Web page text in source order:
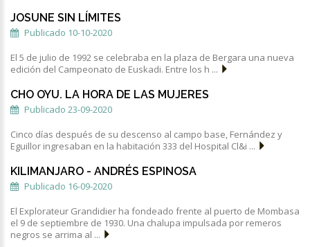
JOSUNE SIN LÍMITES
Publicado 10-10-2020
El 5 de julio de 1992 se celebraba en la plaza de Bergara una nueva
edición del Campeonato de Euskadi. Entre los h ...
CHO OYU. LA HORA DE LAS MUJERES
Publicado 23-09-2020
Cinco días después de su descenso al campo base, Fernández y
Eguillor ingresaban en la habitación 333 del Hospital Cl&i ...
KILIMANJARO - ANDRÉS ESPINOSA
Publicado 16-09-2020
El Explorateur Grandidier ha fondeado frente al puerto de Mombasa
el 9 de septiembre de 1930. Una chalupa impulsada por remeros
negros se arrima al ...